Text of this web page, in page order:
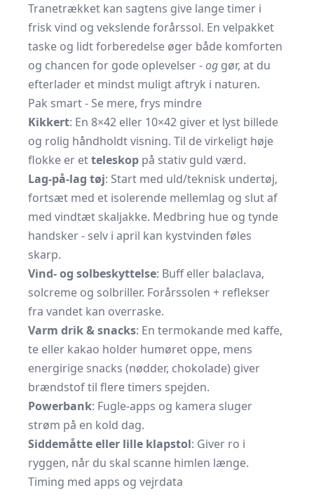
Tranetrækket kan sagtens give lange timer i
frisk vind og vekslende forårssol. En velpakket
taske og lidt forberedelse øger både komforten
og chancen for gode oplevelser -og gør, at du
efterlader et mindst muligt aftryk i naturen.
Pak smart - Se mere, frys mindre
Kikkert: En 8×42 eller 10×42 giver et lyst billede
og rolig håndholdt visning. Til de virkeligt høje
flokke er etteleskop på stativ guld værd.
Lag-på-lag tøj: Start med uld/teknisk undertøj,
fortsæt med et isolerende mellemlag og slut af
med vindtæt skaljakke. Medbring hue og tynde
handsker - selv i april kan kystvinden føles
skarp.
Vind- og solbeskyttelse: Buff eller balaclava,
solcreme og solbriller. Forårssolen + reflekser
fra vandet kan overraske.
Varm drik & snacks: En termokande med kaffe,
te eller kakao holder humøret oppe, mens
energirige snacks (nødder, chokolade) giver
brændstof til flere timers spejden.
Powerbank: Fugle-apps og kamera sluger
strøm på en kold dag.
Siddemåtte eller lille klapstol: Giver ro i
ryggen, når du skal scanne himlen længe.
Timing med apps og vejrdata